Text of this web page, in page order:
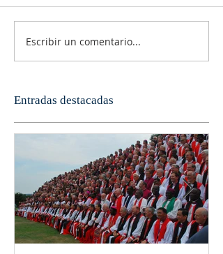
Escribir un comentario...
Entradas destacadas